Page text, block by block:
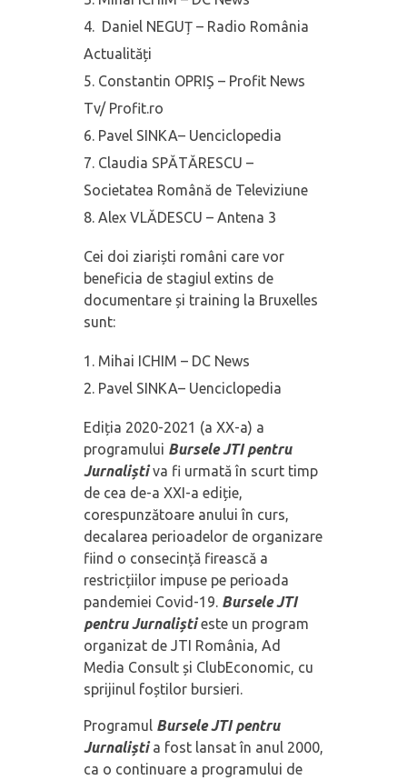
Daniel NEGUȚ – Radio România
Actualități
Constantin OPRIȘ – Profit News
Tv/ Profit.ro
Pavel SINKA– Uenciclopedia
Claudia SPĂTĂRESCU –
Societatea Română de Televiziune
Alex VLĂDESCU – Antena 3
Cei doi ziariști români care vor
beneficia de stagiul extins de
documentare și training la Bruxelles
sunt:
Mihai ICHIM – DC News
Pavel SINKA– Uenciclopedia
Ediția 2020-2021 (a XX-a) a
programului Bursele JTI pentru
Jurnaliștiva fi urmată în scurt timp
de cea de-a XXI-a ediție,
corespunzătoare anului în curs,
decalarea perioadelor de organizare
fiind o consecință firească a
restricțiilor impuse pe perioada
pandemiei Covid-19. Bursele JTI
pentru Jurnaliștieste un program
organizat de JTI România, Ad
Media Consult și ClubEconomic, cu
sprijinul foștilor bursieri.
Programul Bursele JTI pentru
Jurnaliștia fost lansat în anul 2000,
ca o continuare a programului de